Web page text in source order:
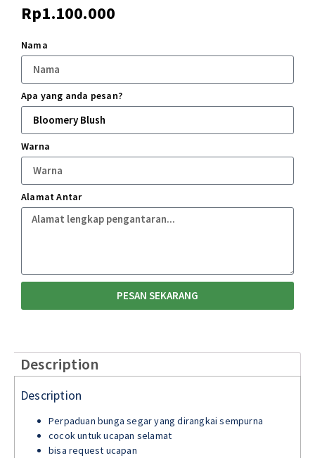
Rp1.100.000
Nama
Apa yang anda pesan?
Warna
Alamat Antar
PESAN SEKARANG
Description
Description
Perpaduan bunga segar yang dirangkai sempurna
cocok untuk ucapan selamat
bisa request ucapan